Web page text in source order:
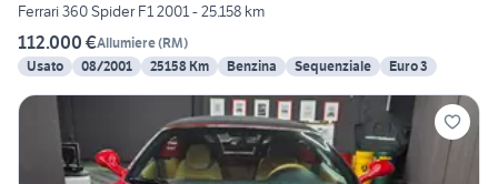
Ferrari 360 Spider F1 2001 - 25.158 km
112.000 €Allumiere(RM)
Usato
08/2001 25158 Km Benzina Sequenziale Euro 3